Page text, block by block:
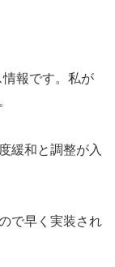
報です。私が
緩和と調整が入
で早く実装され